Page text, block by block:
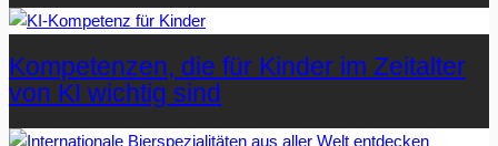
Kompetenzen, die für Kinder im Zeitalter
von KI wichtig sind